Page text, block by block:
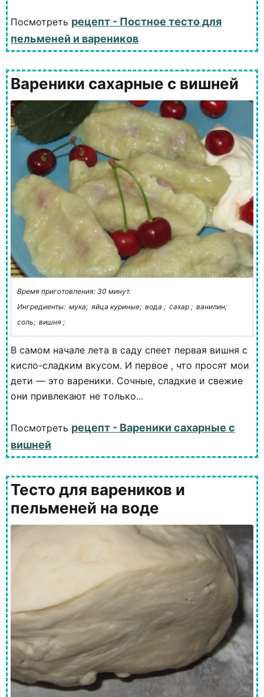
Посмотреть рецепт - Постное тесто для
пельменей и вареников
Вареники сахарные с вишней
Время приготовления: 30 минут.
Ингредиенты: мука; яйца куриные; вода ; сахар ; ванилин;
соль; вишня ;
В самом начале лета в саду спеет первая вишня с
кисло-сладким вкусом. И первое , что просят мои
дети — это вареники. Сочные, сладкие и свежие
они привлекают не только...
Посмотреть рецепт - Вареники сахарные с
вишней
Тесто для вареников и
пельменей на воде